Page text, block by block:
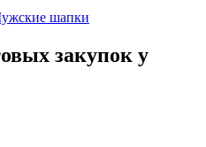
шапки
закупок у